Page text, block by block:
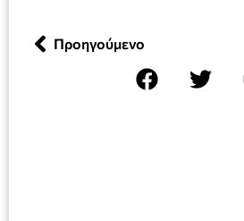
Προηγούμενο